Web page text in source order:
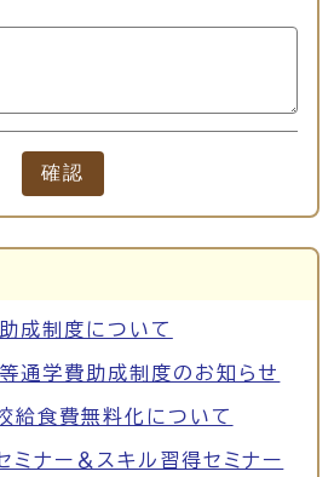
確認
成制度について
通学費助成制度のお知らせ
給食費無料化について
ミナー＆スキル習得セミナー